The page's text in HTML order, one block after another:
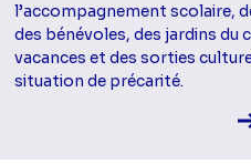
l’accompagnement scolaire,
des bénévoles, des jardins du
vacances et des sorties
situation de précarité.